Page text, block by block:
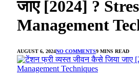
जाए [2024] ?
Management
AUGUST 6, 2024NO COMMENTS9 MINS READ